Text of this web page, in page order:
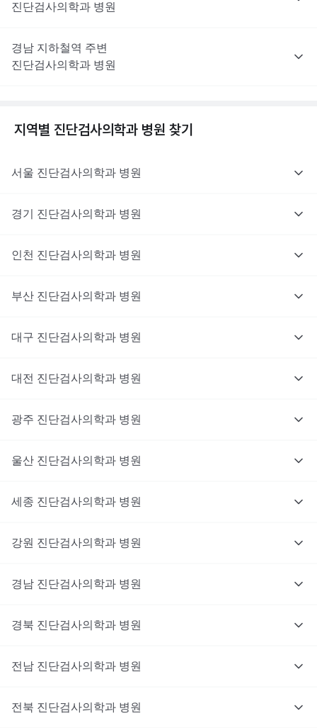
진단검사의학과 병원
경남 지하철역 주변
진단검사의학과 병원
지역별 진단검사의학과 병원 찾기
서울 진단검사의학과 병원
경기 진단검사의학과 병원
인천 진단검사의학과 병원
부산 진단검사의학과 병원
대구 진단검사의학과 병원
대전 진단검사의학과 병원
광주 진단검사의학과 병원
울산 진단검사의학과 병원
세종 진단검사의학과 병원
강원 진단검사의학과 병원
경남 진단검사의학과 병원
경북 진단검사의학과 병원
전남 진단검사의학과 병원
전북 진단검사의학과 병원